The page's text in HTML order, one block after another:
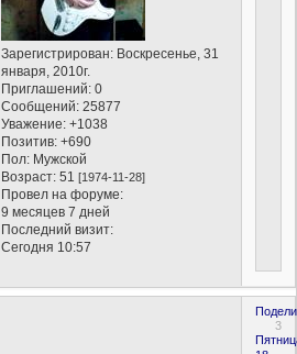
Зарегистрирован: Воскресенье, 31
января, 2010г.
Приглашений: 0
Сообщений: 25877
Уважение: +1038
Позитив: +690
Пол: Мужской
Возраст: 51[1974-11-28]
Провел на форуме:
9 месяцев 7 дней
Последний визит:
Сегодня 10:57
3